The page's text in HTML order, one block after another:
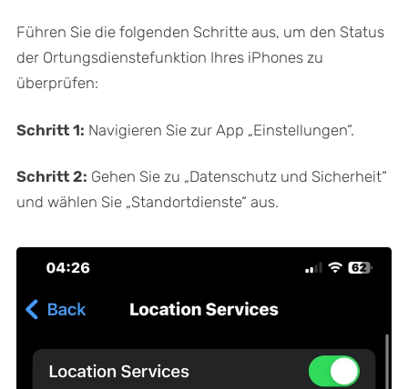
Führen Sie die folgenden Schritte aus, um den Status
der Ortungsdienstefunktion Ihres iPhones zu
überprüfen:
Schritt 1: Navigieren Sie zur App „Einstellungen“.
Schritt 2: Gehen Sie zu „Datenschutz und Sicherheit“
und wählen Sie „Standortdienste“ aus.